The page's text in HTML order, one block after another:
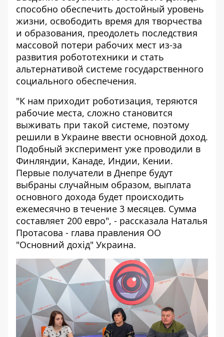
способно обеспечить достойный уровень
жизни, освободить время для творчества
и образования, преодолеть последствия
массовой потери рабочих мест из-за
развития робототехники и стать
альтернативой системе государственного
социального обеспечения.
"К нам приходит роботизация, теряются
рабочие места, сложно становится
выживать при такой системе, поэтому
решили в Украине ввести основной доход.
Подобный эксперимент уже проводили в
Финляндии, Канаде, Индии, Кении.
Первые получатели в Днепре будут
выбраны случайным образом, выплата
основного дохода будет происходить
ежемесячно в течение 3 месяцев. Сумма
составляет 200 евро", - рассказала Наталья
Протасова - глава правления ОО
"Основний дохід" Украина.